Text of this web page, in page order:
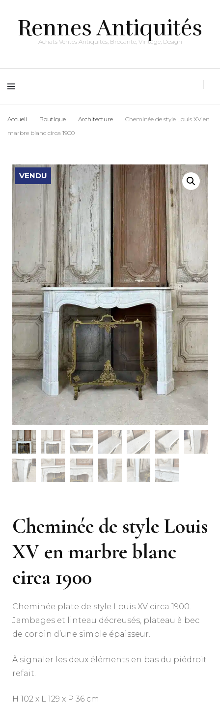
Rennes Antiquités
Achats Ventes Antiquités, Brocante, Vintage, Design
Accueil Boutique Architecture
Cheminée de style Louis XV en
marbre blanc circa 1900
VENDU
Cheminée de style Louis
XV en marbre blanc
circa 1900
Cheminée plate de style Louis XV circa 1900.
Jambages et linteau décreusés, plateau à bec
de corbin d’une simple épaisseur.
À signaler les deux éléments en bas du piédroit
refait.
H 102 x L 129 x P 36 cm